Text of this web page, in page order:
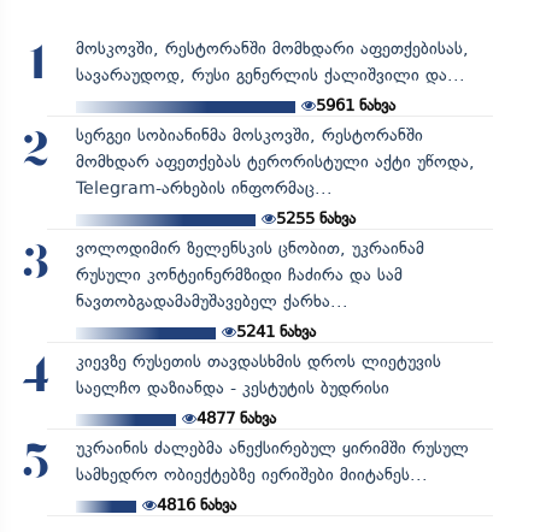
1
მოსკოვში, რესტორანში მომხდარი აფეთქებისას,
სავარაუდოდ, რუსი გენერლის ქალიშვილი და...
5961 ნახვა
2
სერგეი სობიანინმა მოსკოვში, რესტორანში
მომხდარ აფეთქებას ტერორისტული აქტი უწოდა,
Telegram-არხების ინფორმაც...
5255ნახვა
3
ვოლოდიმირ ზელენსკის ცნობით, უკრაინამ
რუსული კონტეინერმზიდი ჩაძირა და სამ
ნავთობგადამამუშავებელ ქარხა...
5241ნახვა
4
კიევზე რუსეთის თავდასხმის დროს ლიეტუვის
საელჩო დაზიანდა - კესტუტის ბუდრისი
4877ნახვა
5
უკრაინის ძალებმა ანექსირებულ ყირიმში რუსულ
სამხედრო ობიექტებზე იერიშები მიიტანეს...
4816ნახვა